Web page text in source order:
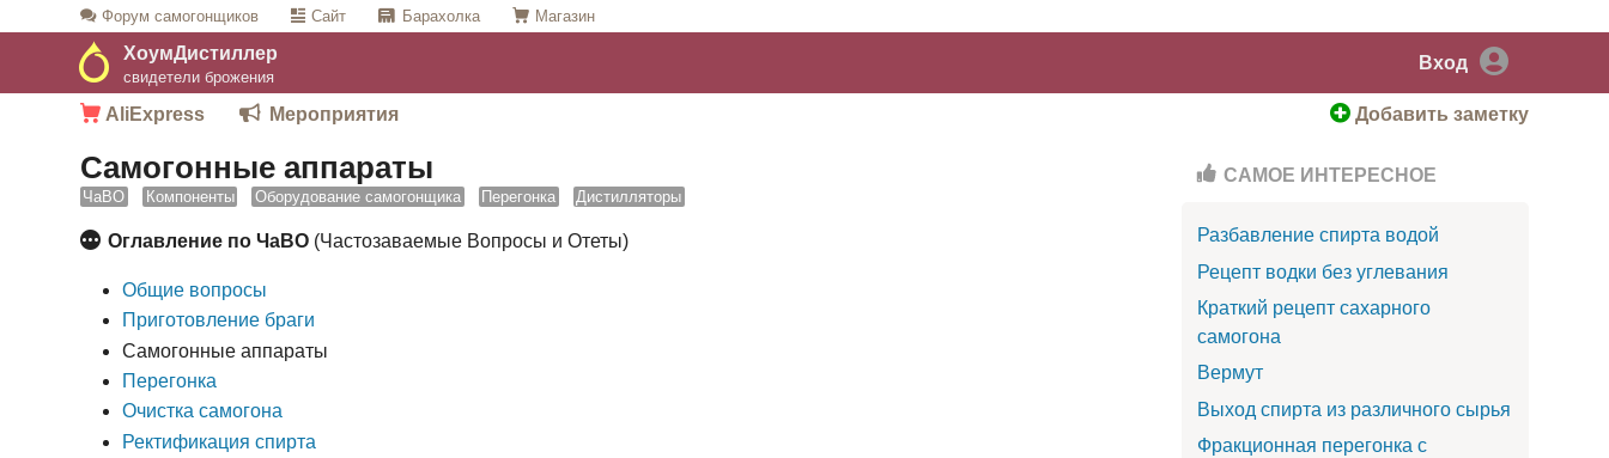
Форум самогонщиков Сайт Барахолка Магазин
ХоумДистиллер
свидетели брожения
Вход
AliExpress Мероприятия Добавить заметку
Самогонные аппараты
ЧаВО Компоненты Оборудование самогонщика Перегонка Дистилляторы
Оглавление по ЧаВО (Частозаваемые Вопросы и Отеты)
Общие вопросы
Приготовление браги
Самогонные аппараты
Перегонка
Очистка самогона
Ректификация спирта
САМОЕ ИНТЕРЕСНОЕ
Разбавление спирта водой
Рецепт водки без углевания
Краткий рецепт сахарного
самогона
Вермут
Выход спирта из различного сырья
Фракционная перегонка с